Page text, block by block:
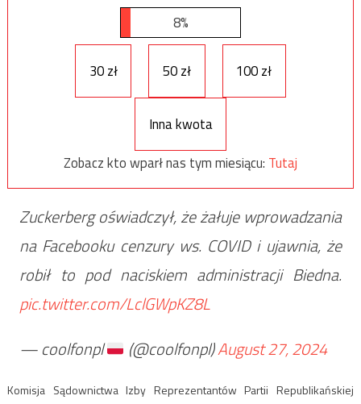
8%
30 zł 50 zł 100 zł
Inna kwota
Zobacz kto wparł nas tym miesiącu: Tutaj
Zuckerberg oświadczył, że żałuje wprowadzania
na Facebooku cenzury ws. COVID i ujawnia, że
robił to pod naciskiem administracji Biedna.
pic.twitter.com/LclGWpKZ8L
— coolfonpl
(@coolfonpl)August 27, 2024
Komisja Sądownictwa Izby Reprezentantów Partii Republikańskiej